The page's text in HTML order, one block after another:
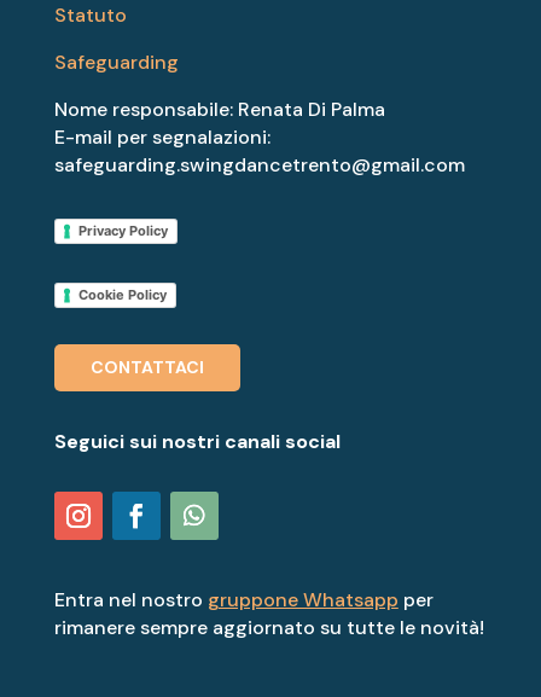
Statuto
Safeguarding
Nome responsabile: Renata Di Palma
E-mail per segnalazioni:
safeguarding.swingdancetrento@gmail.com
Privacy Policy
Cookie Policy
CONTATTACI
Seguici sui nostri canali social
Entra nel nostro gruppone Whatsapp per
rimanere sempre aggiornato su tutte le novità!